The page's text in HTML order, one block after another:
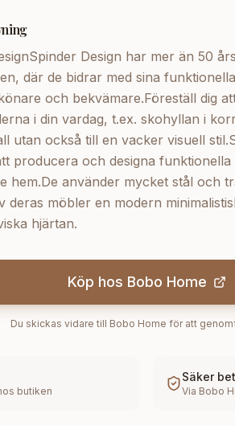
Design har mer än 50
där de bidrar med sina
och bekvämare.Föreställ dig
i din vardag, t.ex. skohyllan i
utan också till en vacker visuell
producera och designa
hem.De använder mycket stål och
deras möbler en modern
hjärtan.
Köp hos Bobo Home
Du skickas vidare till Bobo Home för att
butiken
Säker
Via Bobo